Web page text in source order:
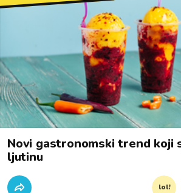
Novi gastronomski trend koji
ljutinu
lol!